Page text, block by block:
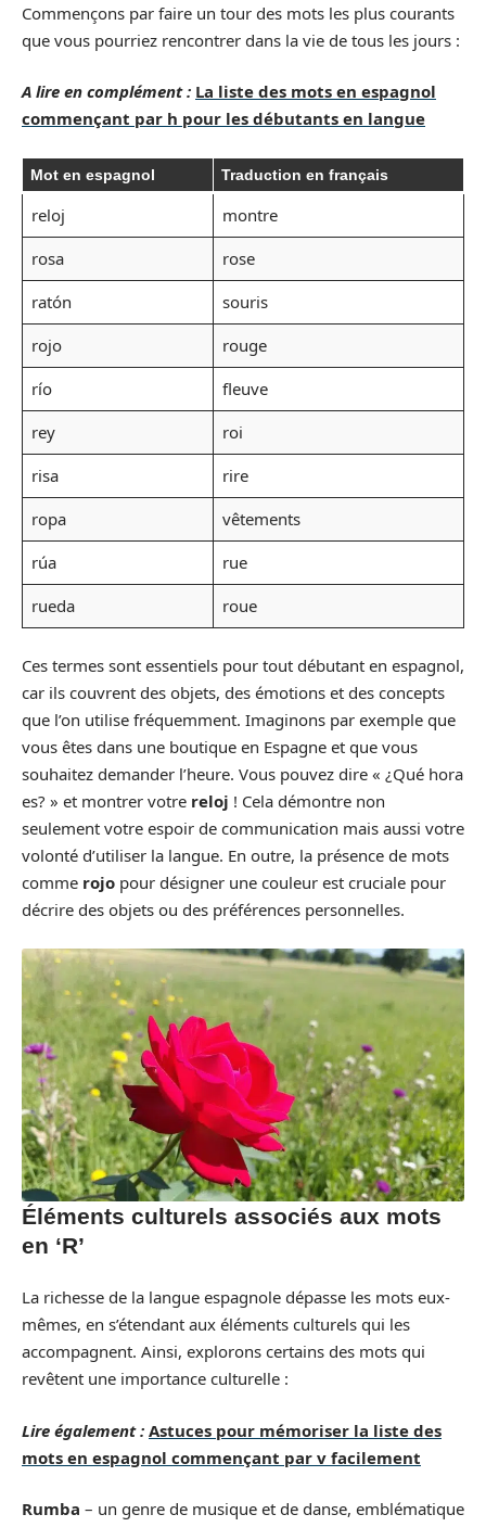
Commençons par faire un tour des mots les plus courants
que vous pourriez rencontrer dans la vie de tous les jours :
A lire en complément : La liste des mots en espagnol
commençant par h pour les débutants en langue
Mot en espagnol Traduction en français
reloj
montre
rosa
rose
ratón
souris
rojo
rouge
río
fleuve
rey
roi
risa
rire
ropa
vêtements
rúa
rue
rueda
roue
Ces termes sont essentiels pour tout débutant en espagnol,
car ils couvrent des objets, des émotions et des concepts
que l’on utilise fréquemment. Imaginons par exemple que
vous êtes dans une boutique en Espagne et que vous
souhaitez demander l’heure. Vous pouvez dire « ¿Qué hora
es? » et montrer votre reloj ! Cela démontre non
seulement votre espoir de communication mais aussi votre
volonté d’utiliser la langue. En outre, la présence de mots
comme rojo pour désigner une couleur est cruciale pour
décrire des objets ou des préférences personnelles.
Éléments culturels associés aux mots
en ‘R’
La richesse de la langue espagnole dépasse les mots eux-
mêmes, en s’étendant aux éléments culturels qui les
accompagnent. Ainsi, explorons certains des mots qui
revêtent une importance culturelle :
Lire également : Astuces pour mémoriser la liste des
mots en espagnol commençant par v facilement
Rumba – un genre de musique et de danse, emblématique